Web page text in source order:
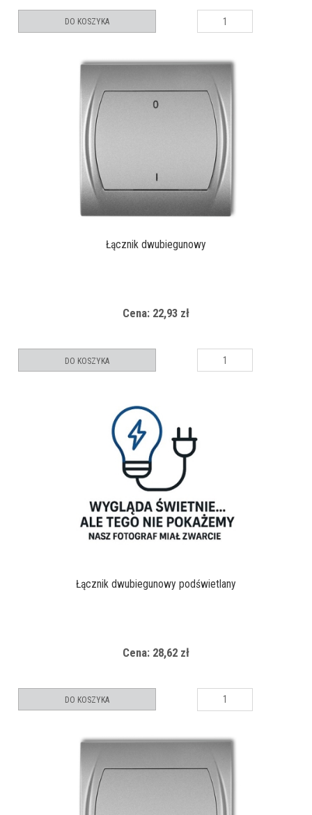
DO KOSZYKA
Łącznik dwubiegunowy
Cena: 22,93 zł
DO KOSZYKA
Łącznik dwubiegunowy podświetlany
Cena: 28,62 zł
DO KOSZYKA